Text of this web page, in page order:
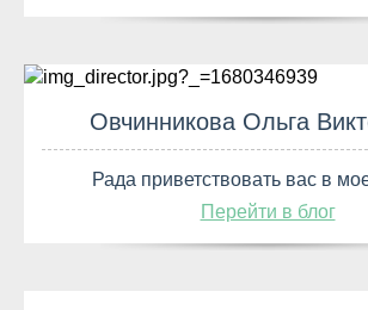
Овчинникова Ольга
Рада приветствовать вас в
Перейти в блог